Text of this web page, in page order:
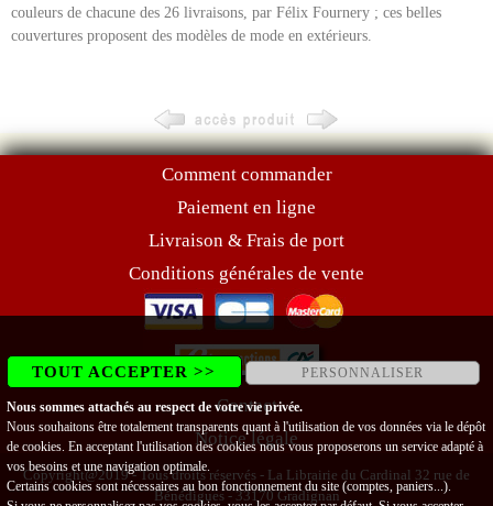
couleurs de chacune des 26 livraisons, par Félix Fournery ; ces belles
couvertures proposent des modèles de mode en extérieurs.
Comment commander
Paiement en ligne
Livraison & Frais de port
Conditions générales de vente
Contact
Notice légale
Copyright@2019 - Tous droits réservés - La Librairie du Cardinal 32 rue de
Bénédigues - 33170 Gradignan
TOUT ACCEPTER >> PERSONNALISER
Nous sommes attachés au respect de votre vie privée.
Nous souhaitons être totalement transparents quant à l'utilisation de vos données via le dépôt
de cookies. En acceptant l'utilisation des cookies nous vous proposerons un service adapté à
vos besoins et une navigation optimale.
Certains cookies sont nécessaires au bon fonctionnement du site (comptes, paniers...).